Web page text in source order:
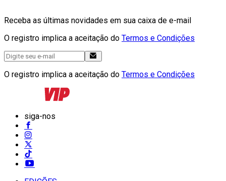
Receba as últimas novidades em sua caixa de e-mail
O registro implica a aceitação do Termos e Condições
O registro implica a aceitação do Termos e Condições
siga-nos